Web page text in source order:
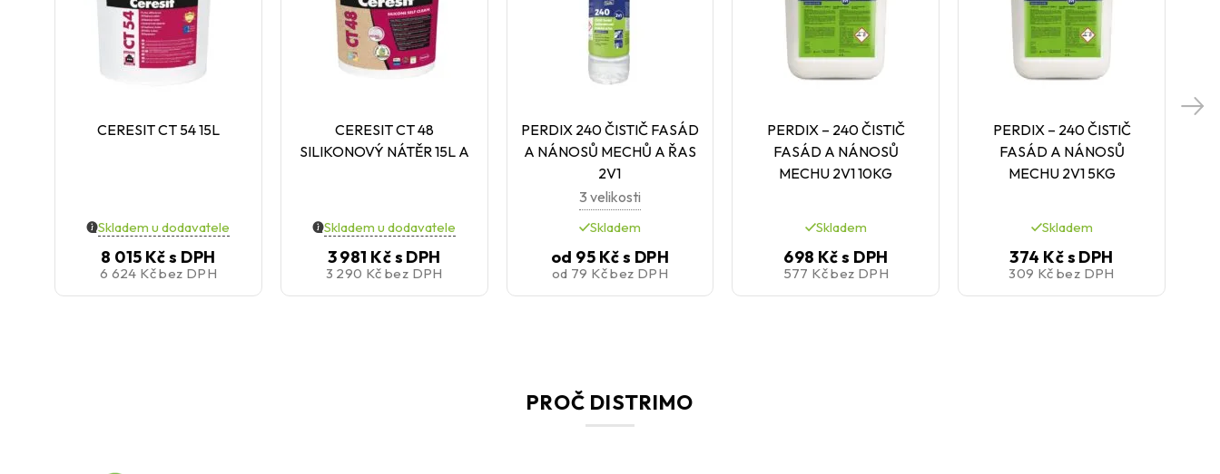
CERESIT CT 54 15L
Skladem u dodavatele
8 015 Kčs DPH
6 624 Kčbez DPH
CERESIT CT 48
SILIKONOVÝ NÁTĚR 15L A
Skladem u dodavatele
3 981 Kčs DPH
3 290 Kčbez DPH
PERDIX 240 ČISTIČ FASÁD
A NÁNOSŮ MECHŮ A ŘAS
2V1
3 velikosti
Skladem
od 95 Kčs DPH
od 79 Kčbez DPH
PERDIX – 240 ČISTIČ
FASÁD A NÁNOSŮ
MECHU 2V1 10KG
Skladem
698 Kčs DPH
577 Kčbez DPH
PERDIX – 240 ČISTIČ
FASÁD A NÁNOSŮ
MECHU 2V1 5KG
Skladem
374 Kčs DPH
309 Kčbez DPH
PROČ DISTRIMO